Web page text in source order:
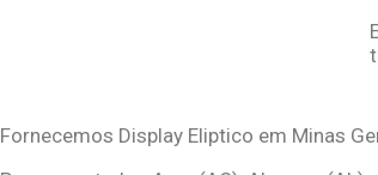
Fornecemos Display Eliptico em Minas